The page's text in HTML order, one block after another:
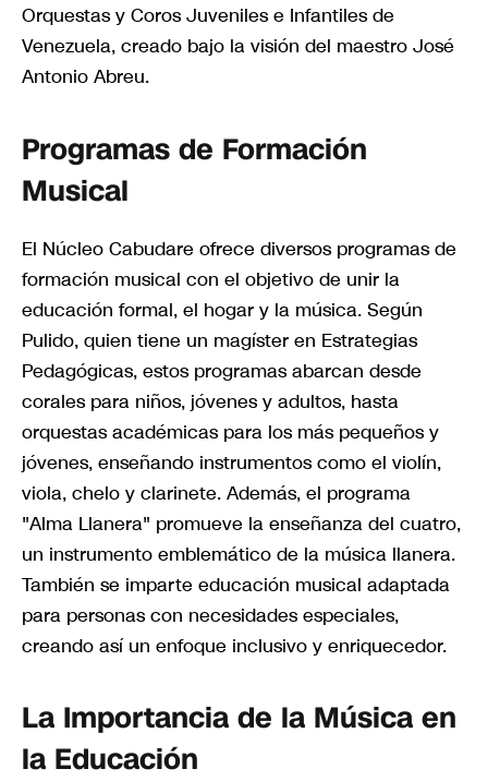
Orquestas y Coros Juveniles e Infantiles de
Venezuela, creado bajo la visión del maestro José
Antonio Abreu.
Programas de Formación
Musical
El Núcleo Cabudare ofrece diversos programas de
formación musical con el objetivo de unir la
educación formal, el hogar y la música. Según
Pulido, quien tiene un magíster en Estrategias
Pedagógicas, estos programas abarcan desde
corales para niños, jóvenes y adultos, hasta
orquestas académicas para los más pequeños y
jóvenes, enseñando instrumentos como el violín,
viola, chelo y clarinete. Además, el programa
"Alma Llanera" promueve la enseñanza del cuatro,
un instrumento emblemático de la música llanera.
También se imparte educación musical adaptada
para personas con necesidades especiales,
creando así un enfoque inclusivo y enriquecedor.
La Importancia de la Música en
la Educación